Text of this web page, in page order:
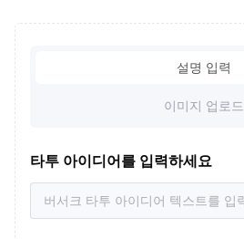
설명 입력
이미지 업로드
타투 아이디어를 입력하세요